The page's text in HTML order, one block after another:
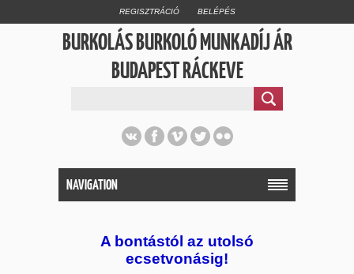
REGISZTRÁCIÓ BELÉPÉS
BURKOLÁS BURKOLÓ MUNKADÍJ ÁR
BUDAPEST RÁCKEVE
NAVIGATION
A bontástól az utolsó
ecsetvonásig!